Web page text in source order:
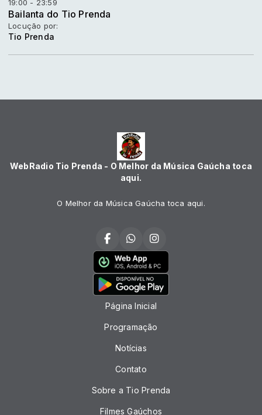
19:00 - 23:59
Bailanta do Tio Prenda
Locução por:
Tio Prenda
WebRadio Tio Prenda - O Melhor da Música Gaúcha toca
aqui.
O Melhor da Música Gaúcha toca aqui.
Página Inicial
Programação
Notícias
Contato
Sobre a Tio Prenda
Filmes Gaúchos